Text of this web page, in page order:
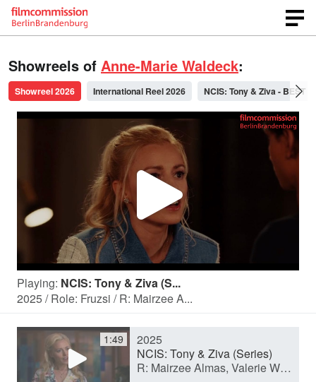
Showreels of Anne-Marie Waldeck:
Showreel 2026 International Reel 2026 NCIS: Tony & Ziva - BEST
P
l
a
y
Playing: NCIS: Tony & Ziva (S...
2025 / Role: Fruzsi / R: Mairzee A...
1:49
2025
NCIS: Tony & Ziva (Series)
R: Mairzee Almas, Valerie Weiss, M.J. Bassett, Dennis Smith